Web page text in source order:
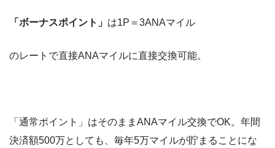
「ボーナスポイント」 は1P＝3ANAマイル
のレートで直接ANAマイルに直接交換可能。
「通常ポイント」はそのままANAマイル交換でOK。年間
決済額500万としても、毎年5万マイルが貯まることにな